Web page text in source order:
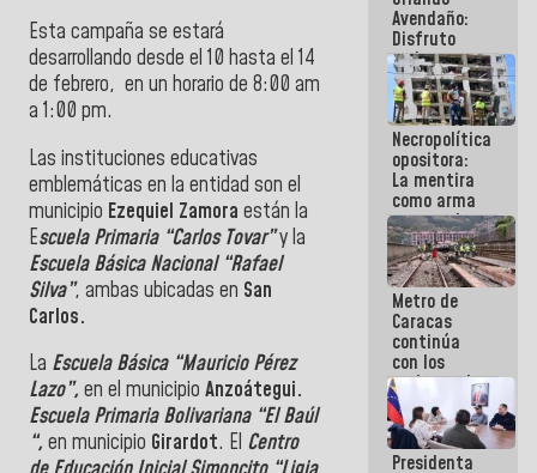
Esta campaña se estará
desarrollando desde el 10 hasta el 14
de febrero, en un horario de 8:00 am
a 1:00 pm.
Las instituciones educativas
emblemáticas en la entidad son el
municipio Ezequiel Zamora están la
Escuela Primaria “Carlos Tovar”y la
Escuela Básica Nacional “Rafael
Silva”, ambas ubicadas en San
Carlos.
La Escuela Básica “Mauricio Pérez
Lazo”, en el municipio Anzoátegui.
Escuela Primaria Bolivariana “El Baúl
“, en municipio Girardot. El Centro
Avendaño:
Disfruto
cada vez
que escribes
porque lo
que haces
es
embarrarla
Necropolítica
opositora:
La mentira
como arma
contra el
Pueblo
Metro de
Caracas
continúa
con los
trabajos de
mantenimiento
e inspección
en la Línea 2
Presidenta